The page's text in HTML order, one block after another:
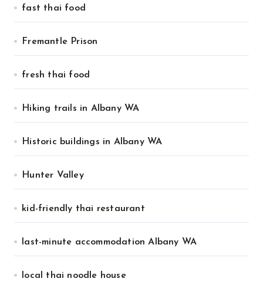
fast thai food
Fremantle Prison
fresh thai food
Hiking trails in Albany WA
Historic buildings in Albany WA
Hunter Valley
kid-friendly thai restaurant
last-minute accommodation Albany WA
local thai noodle house